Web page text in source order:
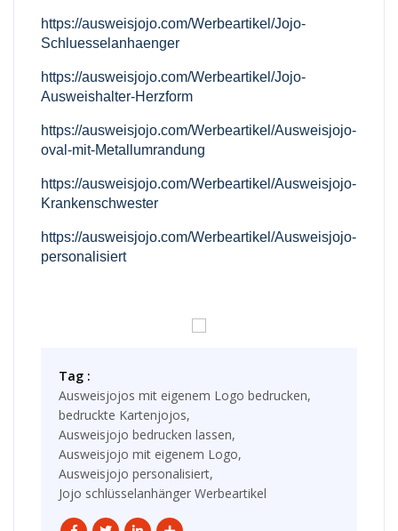
https://ausweisjojo.com/Werbeartikel/Jojo-
Schluesselanhaenger
https://ausweisjojo.com/Werbeartikel/Jojo-
Ausweishalter-Herzform
https://ausweisjojo.com/Werbeartikel/Ausweisjojo-
oval-mit-Metallumrandung
https://ausweisjojo.com/Werbeartikel/Ausweisjojo-
Krankenschwester
https://ausweisjojo.com/Werbeartikel/Ausweisjojo-
personalisiert
Tag :
Ausweisjojos mit eigenem Logo bedrucken,
bedruckte Kartenjojos,
Ausweisjojo bedrucken lassen,
Ausweisjojo mit eigenem Logo,
Ausweisjojo personalisiert,
Jojo schlüsselanhänger Werbeartikel